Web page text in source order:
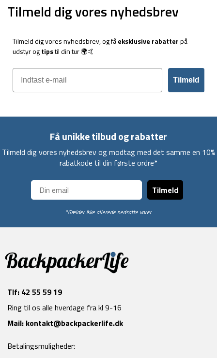
Tilmeld dig vores nyhedsbrev
Tilmeld dig vores nyhedsbrev, og fåeksklusive rabatterpå
udstyr ogtipstil din tur 🌍🤙
Tilmeld
Få unikke tilbud og rabatter
Tilmeld dig vores nyhedsbrev og modtag med det samme en 10%
rabatkode til din første ordre*
Tilmeld
*Gælder ikke allerede nedsatte varer
Tlf: 42 55 59 19
Ring til os alle hverdage fra kl 9-16
Mail: kontakt@backpackerlife.dk
Betalingsmuligheder: